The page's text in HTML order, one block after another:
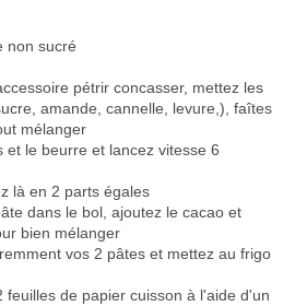
non sucré
pétrir concasser, mettez les
amande, cannelle, levure,), faîtes
mélanger
et le beurre et lancez vitesse 6
là en 2 parts égales
dans le bol, ajoutez le cacao et
bien mélanger
vos 2 pâtes et mettez au frigo
feuilles de papier cuisson à l'aide d'un